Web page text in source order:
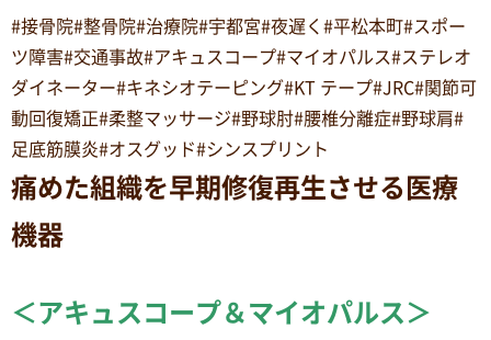
#接骨院#整骨院#治療院#宇都宮#夜遅く#平松本町#スポー
ツ障害#交通事故#アキュスコープ#マイオパルス#ステレオ
ダイネーター#キネシオテーピング#KT テープ#JRC#関節可
動回復矯正#柔整マッサージ#野球肘#腰椎分離症#野球肩#
足底筋膜炎#オスグッド#シンスプリント
痛めた組織を早期修復再生させる医療
機器
＜アキュスコープ＆マイオパルス＞